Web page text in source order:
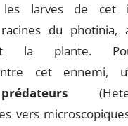
larves de cet
du photinia,
la plante.
cet ennemi,
vers